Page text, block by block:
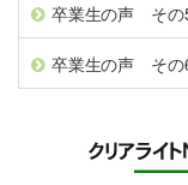
卒業生の声 その
卒業生の声 その